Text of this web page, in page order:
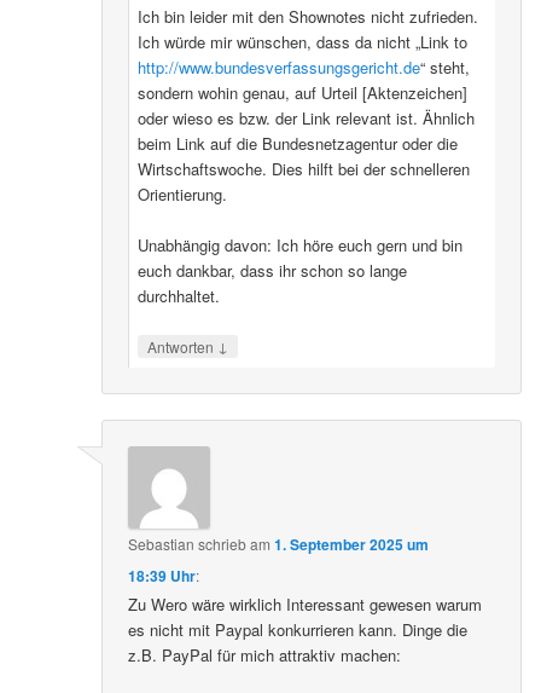
Ich bin leider mit den Shownotes nicht zufrieden.
Ich würde mir wünschen, dass da nicht „Link to
http://www.bundesverfassungsgericht.de“ steht,
sondern wohin genau, auf Urteil [Aktenzeichen]
oder wieso es bzw. der Link relevant ist. Ähnlich
beim Link auf die Bundesnetzagentur oder die
Wirtschaftswoche. Dies hilft bei der schnelleren
Orientierung.
Unabhängig davon: Ich höre euch gern und bin
euch dankbar, dass ihr schon so lange
durchhaltet.
Antworten ↓
Sebastian schriebam1. September 2025 um
18:39 Uhr:
Zu Wero wäre wirklich Interessant gewesen warum
es nicht mit Paypal konkurrieren kann. Dinge die
z.B. PayPal für mich attraktiv machen: